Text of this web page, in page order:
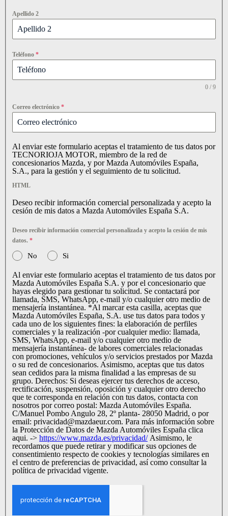
Apellido 2
Teléfono *
0 / 9
Correo electrónico *
Al enviar este formulario aceptas el tratamiento de tus datos por
TECNORIOJA MOTOR, miembro de la red de
concesionarios Mazda, y por Mazda Automóviles España,
S.A., para la gestión y el seguimiento de tu solicitud.
HTML
Deseo recibir información comercial personalizada y acepto la
cesión de mis datos a Mazda Automóviles España S.A.
Deseo recibir información comercial personalizada y acepto la cesión de mis
datos. *
No Si
Al enviar este formulario aceptas el tratamiento de tus datos por
Mazda Automóviles España S.A. y por el concesionario que
hayas elegido para gestionar tu solicitud. Se contactará por
llamada, SMS, WhatsApp, e-mail y/o cualquier otro medio de
mensajería instantánea. *Al marcar esta casilla, aceptas que
Mazda Automóviles España, S.A. use tus datos para todos y
cada uno de los siguientes fines: la elaboración de perfiles
comerciales y la realización -por cualquier medio: llamada,
SMS, WhatsApp, e-mail y/o cualquier otro medio de
mensajería instantánea- de labores comerciales relacionadas
con promociones, vehículos y/o servicios prestados por Mazda
o su red de concesionarios. Asimismo, aceptas que tus datos
sean cedidos para la misma finalidad a las empresas de su
grupo. Derechos: Si deseas ejercer tus derechos de acceso,
rectificación, suspensión, oposición y cualquier otro derecho
que te corresponda en relación con tus datos, contacta con
nosotros por correo postal: Mazda Automóviles España.
C/Manuel Pombo Angulo 28, 2º planta- 28050 Madrid, o por
email: privacidad@mazdaeur.com. Para más información sobre
la Protección de Datos de Mazda Automóviles España clica
aqui. -> https://www.mazda.es/privacidad/Asimismo, le
recordamos que puede retirar y modificar sus opciones de
consentimiento respecto de cookies y tecnologías similares en
el centro de preferencias de privacidad, así como consultar la
política de privacidad vigente.